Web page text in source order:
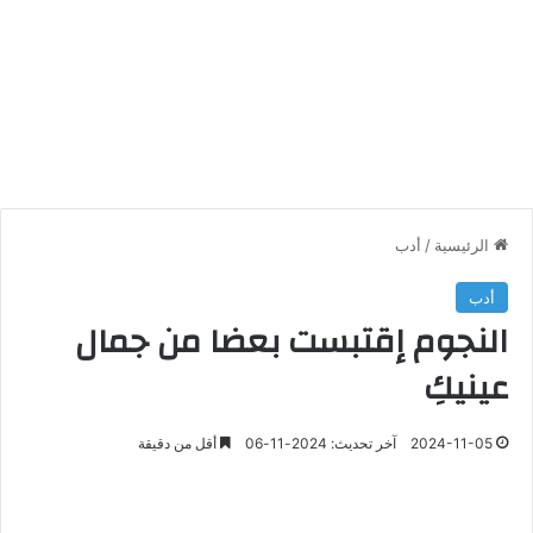
الرئيسية / أدب
أدب
النجوم إقتبست بعضا من جمال
عينيكِ
2024-11-05 آخر تحديث: 2024-11-06 أقل من دقيقة